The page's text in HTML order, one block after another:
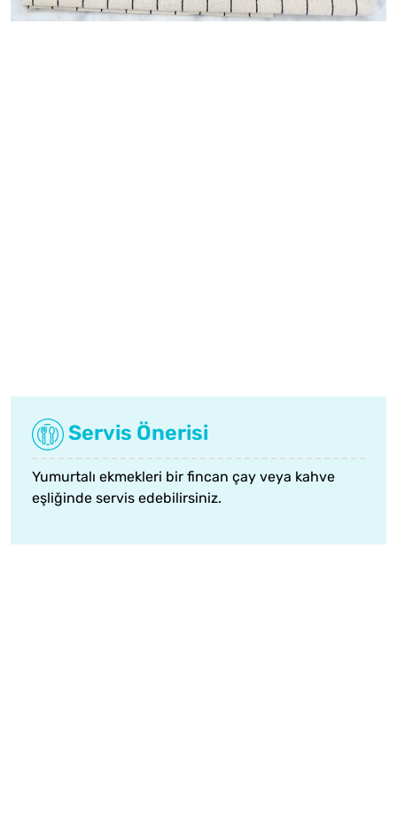
Servis Önerisi
Yumurtalı ekmekleri bir fincan çay veya kahve
eşliğinde servis edebilirsiniz.